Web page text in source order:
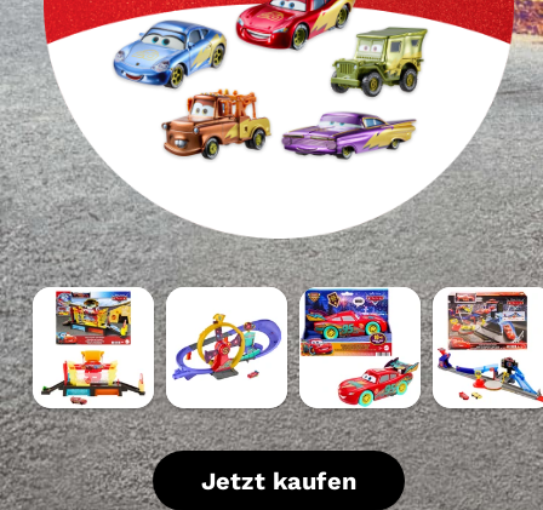
Disney
Pixar
Cars
Autowaschanlagen-
Spielset
Für
Rennwagen
Und
Disney
Pixar
Cars
Rennen
Zur
Feier
Lightning
Disney
Pixar
Cars
Rennen
Zur
Feier
Lightning
Disney
Pixar
Cars
Piston
Cup
Stunt-
Spielset
Jetzt kaufen